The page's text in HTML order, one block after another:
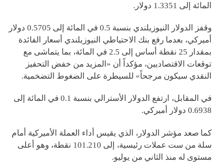
المائة إلى 1.3351 دولار.
وقفز الدولار النيوزيلندي بنسبة 0.5 في المائة إلى 0.5705 دولار
أميركي، بعدما رفع بنك الاحتياطي النيوزيلندي أسعار الفائدة
بمقدار 25 نقطة أساس إلى 2.5 في المائة، بما يتماشى مع
توقعات الاقتصاديين، مؤكداً أن «المزيد من خفض التحفيز
النقدي سيكون مرجحاً» للسيطرة على الضغوط التضخمية.
في المقابل، ارتفع الدولار الأسترالي بنسبة 0.1 في المائة إلى
0.6938 دولار أميركي.
كما صعد مؤشر الدولار، الذي يقيس أداء العملة الأميركية أمام
سلة من ست عملات رئيسية، إلى 101.210 نقطة، وهو أعلى
مستوى له منذ الثاني من يوليو.